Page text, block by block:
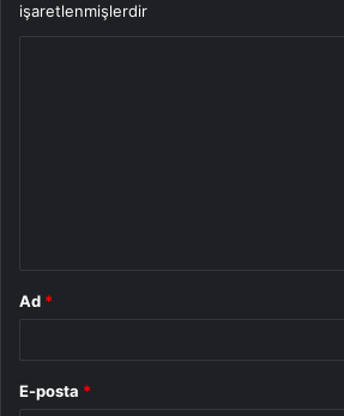
işaretlenmişlerdir
Ad *
E-posta *